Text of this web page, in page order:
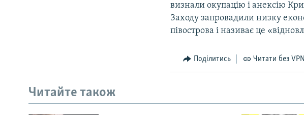
визнали окупацію і анексію
Заходу запровадили низку
півострова і називає це
Поділитись Читати без VPN
Читайте також